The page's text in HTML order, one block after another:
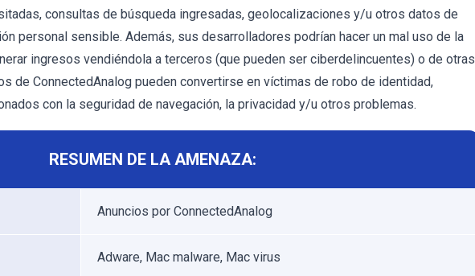
consultas de búsqueda ingresadas, geolocalizaciones y/u otros datos de
personal sensible. Además, sus desarrolladores podrían hacer un mal uso de la
ingresos vendiéndola a terceros (que pueden ser ciberdelincuentes) o de otras
de ConnectedAnalog pueden convertirse en víctimas de robo de identidad,
con la seguridad de navegación, la privacidad y/u otros problemas.
RESUMEN DE LA AMENAZA:
Anuncios por ConnectedAnalog
Adware, Mac malware, Mac virus